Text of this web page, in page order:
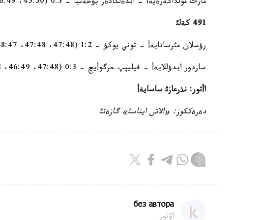
مارات مولداگةرةيةأ - ابدةلكادةر بؤحةنيا - 0:3 (45:50، 46:49، 45:50)
491 كةلئ
رؤسلان مئرساتايةأ - توني يوكؤ - 1:2 (47:48، 47:48، 48:47)
ساردور ابدؤللايةأ - فيليپپ حرگوأيچ - 0:3 (47:48، 46:49، 47:48)
اأتور: نذرعازئ ساسايةأ
دةرةككوز: «الاش ايناسئ» گازةتئ
без автора
اۆتور